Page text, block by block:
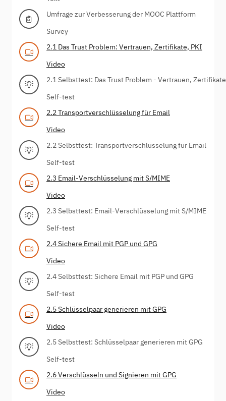
Umfrage zur Verbesserung der MOOC Plattform
Survey
2.1 Das Trust Problem: Vertrauen, Zertifikate, PKI
Video
2.1 Selbsttest: Das Trust Problem - Vertrauen,
Self-test
2.2 Transportverschlüsselung für Email
Video
2.2 Selbsttest: Transportverschlüsselung für Email
Self-test
2.3 Email-Verschlüsselung mit S/MIME
Video
2.3 Selbsttest: Email-Verschlüsselung mit S/MIME
Self-test
2.4 Sichere Email mit PGP und GPG
Video
2.4 Selbsttest: Sichere Email mit PGP und GPG
Self-test
2.5 Schlüsselpaar generieren mit GPG
Video
2.5 Selbsttest: Schlüsselpaar generieren mit GPG
Self-test
2.6 Verschlüsseln und Signieren mit GPG
Video